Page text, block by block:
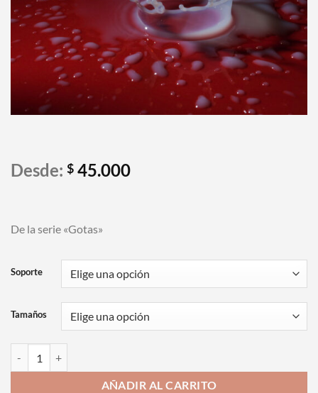
Desde: $ 45.000
De la serie «Gotas»
Soporte
Tamaños
AÑADIR AL CARRITO